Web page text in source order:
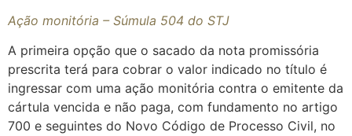
Ação monitória – Súmula 504 do STJ
A primeira opção que o sacado da nota promissória
prescrita terá para cobrar o valor indicado no título é
ingressar com uma ação monitória contra o emitente da
cártula vencida e não paga, com fundamento no artigo
700 e seguintes do Novo Código de Processo Civil, no